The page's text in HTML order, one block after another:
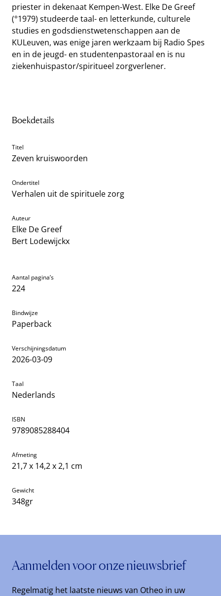
priester in dekenaat Kempen-West. Elke De Greef
(°1979) studeerde taal- en letterkunde, culturele
studies en godsdienstwetenschappen aan de
KULeuven, was enige jaren werkzaam bij Radio Spes
en in de jeugd- en studentenpastoraal en is nu
ziekenhuispastor/spiritueel zorgverlener.
Boekdetails
Titel
Zeven kruiswoorden
Ondertitel
Verhalen uit de spirituele zorg
Auteur
Elke De Greef
Bert Lodewijckx
Aantal pagina’s
224
Bindwijze
Paperback
Verschijningsdatum
2026-03-09
Taal
Nederlands
ISBN
9789085288404
Afmeting
21,7 x 14,2 x 2,1 cm
Gewicht
348gr
Aanmelden voor onze nieuwsbrief
Regelmatig het laatste nieuws van Otheo in uw